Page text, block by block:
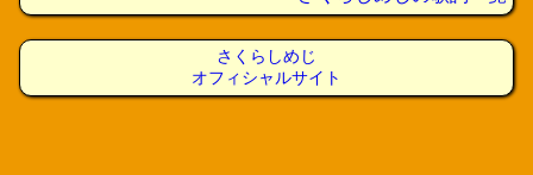
さくらしめじ
オフィシャルサイト